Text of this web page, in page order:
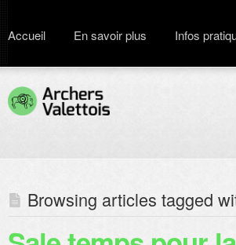
Accueil En savoir plus Infos
Browsing articles tagged